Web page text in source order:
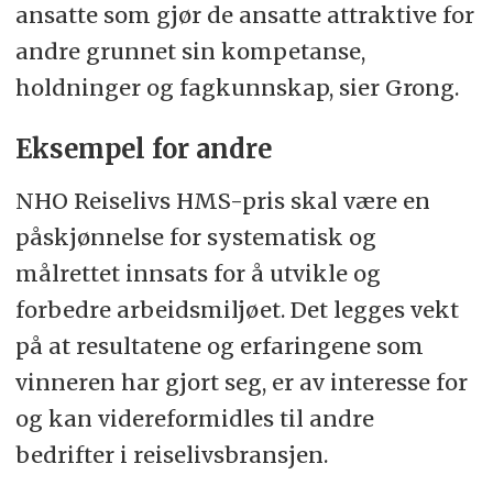
ansatte som gjør de ansatte attraktive for
andre grunnet sin kompetanse,
holdninger og fagkunnskap, sier Grong.
Eksempel for andre
NHO Reiselivs HMS-pris skal være en
påskjønnelse for systematisk og
målrettet innsats for å utvikle og
forbedre arbeidsmiljøet. Det legges vekt
på at resultatene og erfaringene som
vinneren har gjort seg, er av interesse for
og kan videreformidles til andre
bedrifter i reiselivsbransjen.